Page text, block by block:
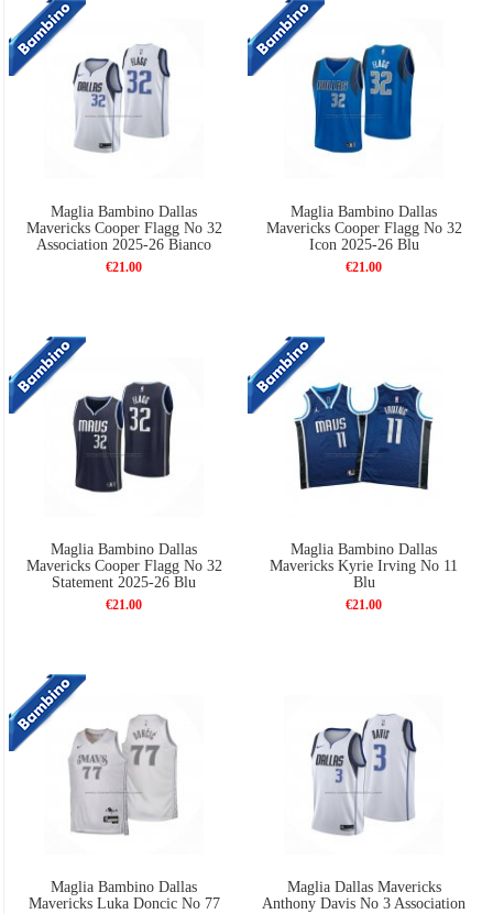
Maglia Bambino Dallas
Mavericks Cooper Flagg No 32
Association 2025-26 Bianco
€21.00
Maglia Bambino Dallas
Mavericks Cooper Flagg No 32
Icon 2025-26 Blu
€21.00
Maglia Bambino Dallas
Mavericks Cooper Flagg No 32
Statement 2025-26 Blu
€21.00
Maglia Bambino Dallas
Mavericks Kyrie Irving No 11
Blu
€21.00
Maglia Bambino Dallas
Mavericks Luka Doncic No 77
Maglia Dallas Mavericks
Anthony Davis No 3 Association